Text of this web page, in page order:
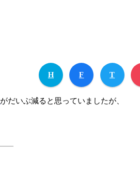
H F T
がだいぶ減ると思っていましたが、